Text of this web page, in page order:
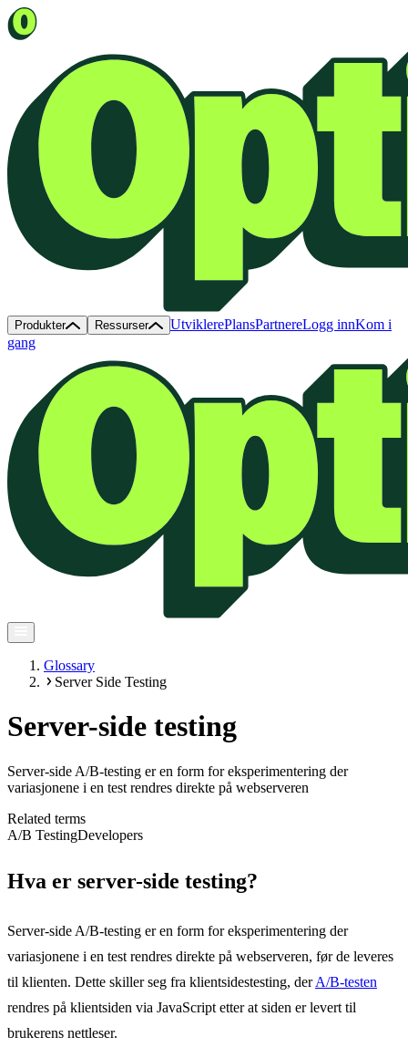
Produkter Ressurser UtviklerePlansPartnereLogg innKom i
gang
Glossary
Server Side Testing
Server-side testing
Server-side A/B-testing er en form for eksperimentering der
variasjonene i en test rendres direkte på webserveren
Related terms
A/B TestingDevelopers
Hva er server-side testing?
Server-side A/B-testing er en form for eksperimentering der
variasjonene i en test rendres direkte på webserveren, før de leveres
til klienten. Dette skiller seg fra klientsidestesting, derA/B-testen
rendres på klientsiden via JavaScript etter at siden er levert til
brukerens nettleser.